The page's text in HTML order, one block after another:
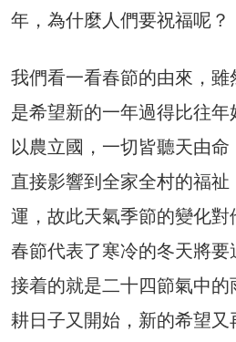
年，為什麼人們要祝福呢？
我們看一看春節的由來，
是希望新的一年過得比往
以農立國，一切皆聽天由
直接影響到全家全村的福
運，故此天氣季節的變化對
春節代表了寒冷的冬天將
接着的就是二十四節氣中
耕日子又開始，新的希望